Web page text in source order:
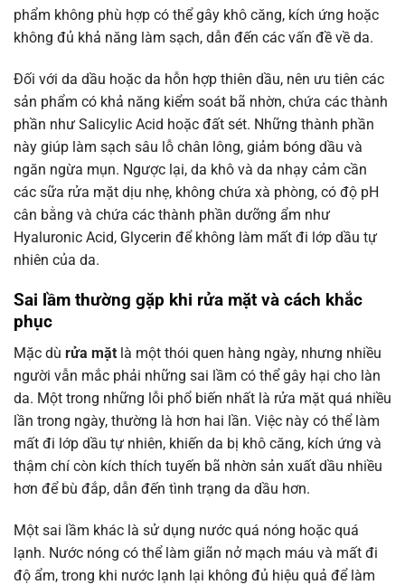
phẩm không phù hợp có thể gây khô căng, kích ứng hoặc
không đủ khả năng làm sạch, dẫn đến các vấn đề về da.
Đối với da dầu hoặc da hỗn hợp thiên dầu, nên ưu tiên các
sản phẩm có khả năng kiểm soát bã nhờn, chứa các thành
phần như Salicylic Acid hoặc đất sét. Những thành phần
này giúp làm sạch sâu lỗ chân lông, giảm bóng dầu và
ngăn ngừa mụn. Ngược lại, da khô và da nhạy cảm cần
các sữa rửa mặt dịu nhẹ, không chứa xà phòng, có độ pH
cân bằng và chứa các thành phần dưỡng ẩm như
Hyaluronic Acid, Glycerin để không làm mất đi lớp dầu tự
nhiên của da.
Sai lầm thường gặp khi rửa mặt và cách khắc
phục
Mặc dù rửa mặt là một thói quen hàng ngày, nhưng nhiều
người vẫn mắc phải những sai lầm có thể gây hại cho làn
da. Một trong những lỗi phổ biến nhất là rửa mặt quá nhiều
lần trong ngày, thường là hơn hai lần. Việc này có thể làm
mất đi lớp dầu tự nhiên, khiến da bị khô căng, kích ứng và
thậm chí còn kích thích tuyến bã nhờn sản xuất dầu nhiều
hơn để bù đắp, dẫn đến tình trạng da dầu hơn.
Một sai lầm khác là sử dụng nước quá nóng hoặc quá
lạnh. Nước nóng có thể làm giãn nở mạch máu và mất đi
độ ẩm, trong khi nước lạnh lại không đủ hiệu quả để làm